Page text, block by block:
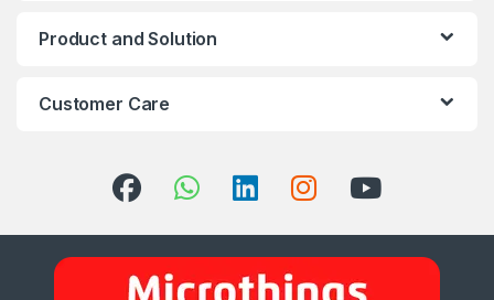
Product and Solution
Customer Care